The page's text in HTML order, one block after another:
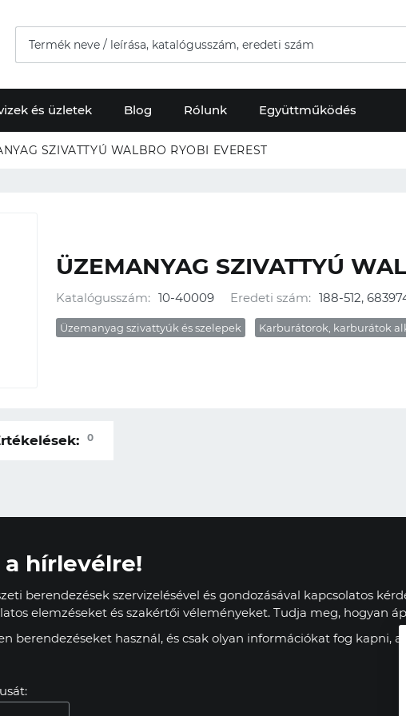
és üzletek Blog Rólunk Együttműködés
SZIVATTYÚ WALBRO RYOBI EVEREST
ÜZEMANYAG SZIVATTYÚ
Katalógusszám: 10-40009 Eredeti szám: 188-512,
Üzemanyag szivattyúk és szelepek Karburátorok, karburátok
0
hírlevélre!
berendezések szervizelésével és gondozásával kapcsolatos
elemzéseket és szakértői véleményeket. Tudja meg, hogyan
berendezéseket használ, és csak olyan információkat fog kapni,